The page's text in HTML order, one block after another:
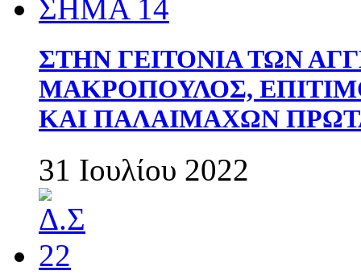
ΣΤΗΝ ΓΕΙΤΟΝΙΑ ΤΩΝ
ΜΑΚΡΟΠΟΥΛΟΣ,
ΚΑΙ ΠΑΛΑΙΜΑΧΩΝ
31 Ιουλίου 2022